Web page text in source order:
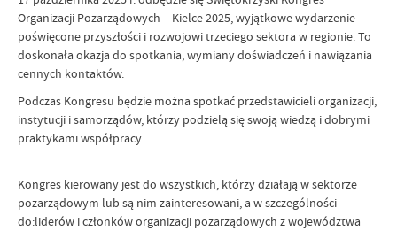
Organizacji Pozarządowych – Kielce 2025, wyjątkowe wydarzenie
poświęcone przyszłości i rozwojowi trzeciego sektora w regionie. To
doskonała okazja do spotkania, wymiany doświadczeń i nawiązania
cennych kontaktów.
Podczas Kongresu będzie można spotkać przedstawicieli organizacji,
instytucji i samorządów, którzy podzielą się swoją wiedzą i dobrymi
praktykami współpracy.
Kongres kierowany jest do wszystkich, którzy działają w sektorze
pozarządowym lub są nim zainteresowani, a w szczególności
do:liderów i członków organizacji pozarządowych z województwa